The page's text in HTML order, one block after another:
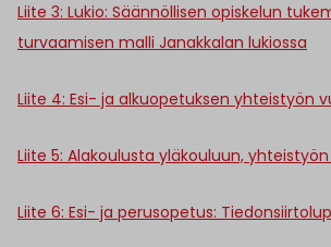
Liite 3: Lukio: Säännöllisen opiskelun
turvaamisen malli Janakkalan lukiossa
Liite 4: Esi- ja alkuopetuksen yhteistyön
Liite 5: Alakoulusta yläkouluun,
Liite 6: Esi- ja perusopetus: